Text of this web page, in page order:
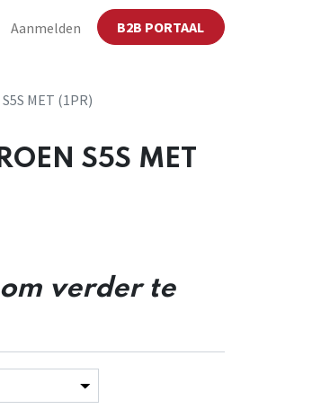
Aanmelden B2B PORTAAL
MET (1PR)
S5S MET
verder te